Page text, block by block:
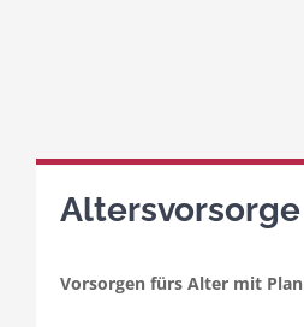
Altersvorsorge
Vorsorgen fürs Alter mit Plan